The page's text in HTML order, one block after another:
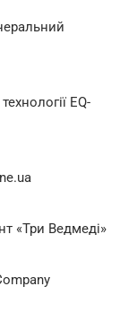
EQ-
«Три Ведмеді»